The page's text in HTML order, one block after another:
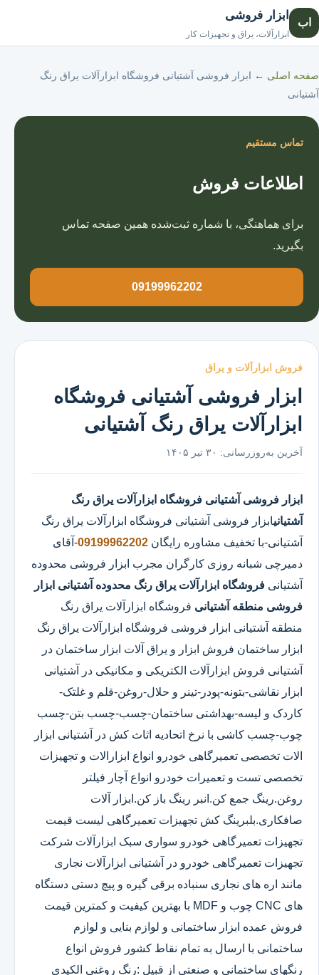
اب
ابزار فروشی
ابزارآلات، یراق و تجهیزات کار
صفحه اصلی ← ابزار فروشی آشتیانی فروشگاه ابزارآلات یراق رنگ
آشتیانی
فروش ابزارآلات و یراق
ابزار فروشی آشتیانی فروشگاه
ابزارآلات یراق رنگ آشتیانی
آخرین به‌روزرسانی: ۳۰ تیر ۱۴۰۵
ابزار فروشی آشتیانی فروشگاه ابزارآلات یراق رنگ
آشتیانیابزار فروشی آشتیانی فروشگاه ابزارآلات یراق رنگ
آشتیانی-با تخفیف مشاوره رایگان 09199962202-آقای
دمیرچی شبانه روزی کارگران مجرب ابزار فروشی محدوده
آشتیانی فروشگاه ابزارآلات یراق رنگ محدوده آشتیانی ابزار
فروشی منطقه آشتیانی فروشگاه ابزارآلات یراق رنگ
منطقه آشتیانی ابزار فروشی فروشگاه ابزارآلات یراق رنگ
ابزار ساختمان فروش ابزار و یراق آلات ابزار ساختمان در
آشتیانی فروش ابزارآلات الکتریکی و مکانیکی در آشتیانی
ابزار نقاشی-بتونه-پودر-تینر و حلال-روغن-قلم و غلتک-
کاردک و لیسه-بهداشتی ساختمان-چسب-چسب بتن-چسب
چوب-چسب کاشی با نرخ اتحادیه اثاث کش در آشتیانی ابزار
الات تخصصی تعمیرگاهی خودرو انواع ابزارالات و تجهیزات
تخصصی تست و تعمیرات خودرو انواع آچار فیلتر
روغن.رینگ جمع کن.انبر رینگ باز کن.ابزار آلات
صافکاری.بلبرینگ کش تجهیزات تعمیرگاهی لیست قیمت
تجهیزات تعمیرگاهی خودرو سواری سبک ابزارآلات شرکت
تجهیزات تعمیرگاهی خودرو در آشتیانی ابزارآلات نجاری
مانند اره های نجاری سنباده برقی گیره و پیچ دستی دستگاه
های CNC چوب و MDF با بهترین کیفیت و کمترین قیمت
فروش عمده ابزار ساختمانی و لوازم بنایی و لوازم
ساختمانی با ارسال به تمام نقاط کشور فروش انواع
رنگهای ساختمانی و صنعتی از قبیل :رنگ روغنی الکیدی
تماس مستقیم
اطلاعات فروش
برای هماهنگی، با شماره ثبت‌شده همین صفحه تماس
بگیرید.
09199962202